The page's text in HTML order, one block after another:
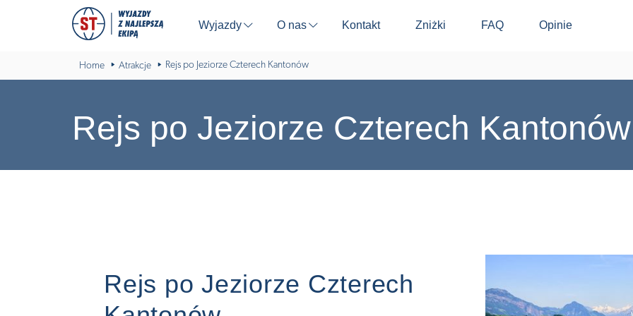
Wyjazdy ⬇ O nas ⬇ Kontakt Zniżki FAQ Opinie
Home Atrakcje Rejs po Jeziorze Czterech Kantonów
Rejs po Jeziorze Czterech Kantonów
Rejs po Jeziorze Czterech